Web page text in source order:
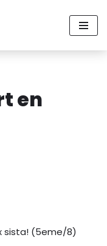
en
sista! (5eme/8)